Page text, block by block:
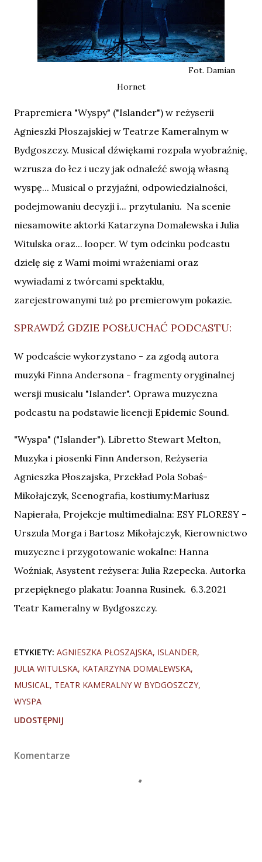
Fot. Damian
Hornet
Prapremiera "Wyspy" ("Islander") w reżyserii
Agnieszki Płoszajskiej w Teatrze Kameralnym w
Bydgoszczy. Musical dźwiękami rozpala wyobraźnię,
wzrusza do łez i uczy jak odnaleźć swoją własną
wyspę... Musical o przyjaźni, odpowiedzialności,
podejmowaniu decyzji i... przytulaniu. Na scenie
niesamowite aktorki Katarzyna Domalewska i Julia
Witulska oraz... looper. W tym odcinku podcastu
dzielę się z Wami moimi wrażeniami oraz
wywiadami z twórcami spektaklu,
zarejestrowanymi tuż po premierowym pokazie.
SPRAWDŹ GDZIE POSŁUCHAĆ PODCASTU:
W podcaście wykorzystano - za zgodą autora
muzyki Finna Andersona - fragmenty oryginalnej
wersji musicalu "Islander". Oprawa muzyczna
podcastu na podstawie licencji Epidemic Sound.
"Wyspa" ("Islander"). Libretto Stewart Melton,
Muzyka i piosenki Finn Anderson, Reżyseria
Agnieszka Płoszajska, Przekład Pola Sobaś-
Mikołajczyk, Scenografia, kostiumy:Mariusz
Napierała, Projekcje multimedialna: ESY FLORESY –
Urszula Morga i Bartosz Mikołajczyk, Kierownictwo
muzyczne i przygotowanie wokalne: Hanna
Woźniak, Asystent reżysera: Julia Rzepecka. Autorka
przepięknego plakatu: Joanna Rusinek. 6.3.2021
Teatr Kameralny w Bydgoszczy.
ETYKIETY: AGNIESZKA PŁOSZAJSKA ISLANDER
JULIA WITULSKA KATARZYNA DOMALEWSKA
MUSICAL TEATR KAMERALNY W BYDGOSZCZY
WYSPA
UDOSTĘPNIJ
Komentarze